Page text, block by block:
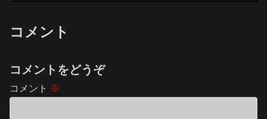
コメント
コメントをどうぞ
コメント ※